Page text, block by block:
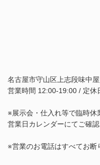
名古屋市守山区上志段味中
営業時間 12:00-19:00 / 定休
※展示会・仕入れ等で臨時休
営業日カレンダーにてご確認
※営業のお電話はすべてお断